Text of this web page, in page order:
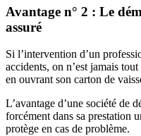
Avantage n° 2 : Le
assuré
Si l’intervention d’un
accidents, on n’est jamais
en ouvrant son carton de
L’avantage d’une société de
forcément dans sa prestation
protège en cas de problème.